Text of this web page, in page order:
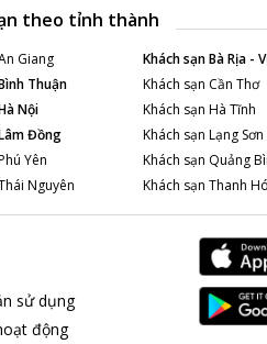
theo tỉnh thành
Giang Khách sạnBà Rịa -
Thuận Khách sạn Cần Thơ
Nội Khách sạn Hà Tĩnh
Đồng Khách sạn Lạng Sơn
Yên Khách sạn Quảng
Nguyên Khách sạn Thanh
sử dụng
động